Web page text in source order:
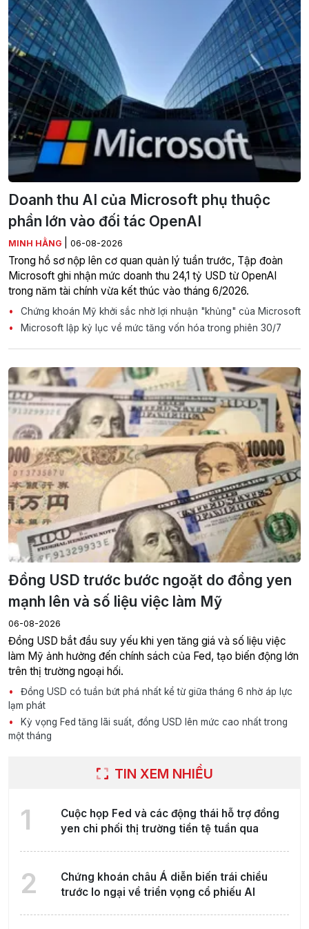
Doanh thu AI của Microsoft phụ thuộc
phần lớn vào đối tác OpenAI
MINH HẰNG 06-08-2026
Trong hồ sơ nộp lên cơ quan quản lý tuần trước, Tập đoàn
Microsoft ghi nhận mức doanh thu 24,1 tỷ USD từ OpenAI
trong năm tài chính vừa kết thúc vào tháng 6/2026.
Chứng khoán Mỹ khởi sắc nhờ lợi nhuận "khủng" của Microsoft
Microsoft lập kỷ lục về mức tăng vốn hóa trong phiên 30/7
Đồng USD trước bước ngoặt do đồng yen
mạnh lên và số liệu việc làm Mỹ
06-08-2026
Đồng USD bắt đầu suy yếu khi yen tăng giá và số liệu việc
làm Mỹ ảnh hưởng đến chính sách của Fed, tạo biến động lớn
trên thị trường ngoại hối.
Đồng USD có tuần bứt phá nhất kể từ giữa tháng 6 nhờ áp lực
lạm phát
Kỳ vọng Fed tăng lãi suất, đồng USD lên mức cao nhất trong
một tháng
TIN XEM NHIỀU
1
Cuộc họp Fed và các động thái hỗ trợ đồng
yen chi phối thị trường tiền tệ tuần qua
2
Chứng khoán châu Á diễn biến trái chiều
trước lo ngại về triển vọng cổ phiếu AI